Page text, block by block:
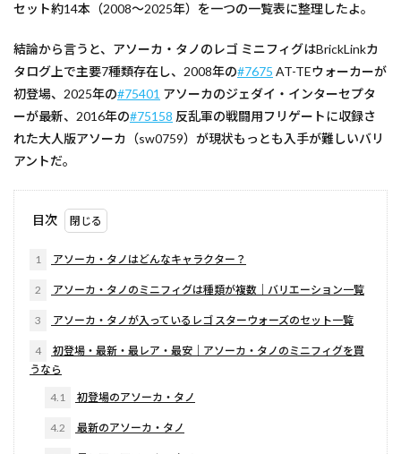
セット約14本（2008〜2025年）を一つの一覧表に整理したよ。
結論から言うと、アソーカ・タノのレゴ ミニフィグはBrickLinkカ
タログ上で主要7種類存在し、2008年の#7675 AT-TEウォーカーが
初登場、2025年の#75401 アソーカのジェダイ・インターセプタ
ーが最新、2016年の#75158 反乱軍の戦闘用フリゲートに収録さ
れた大人版アソーカ（sw0759）が現状もっとも入手が難しいバリ
アントだ。
目次
1 アソーカ・タノはどんなキャラクター？
2 アソーカ・タノのミニフィグは種類が複数｜バリエーション一覧
3 アソーカ・タノが入っているレゴ スターウォーズのセット一覧
4
初登場・最新・最レア・最安｜アソーカ・タノのミニフィグを買
うなら
4.1 初登場のアソーカ・タノ
4.2 最新のアソーカ・タノ